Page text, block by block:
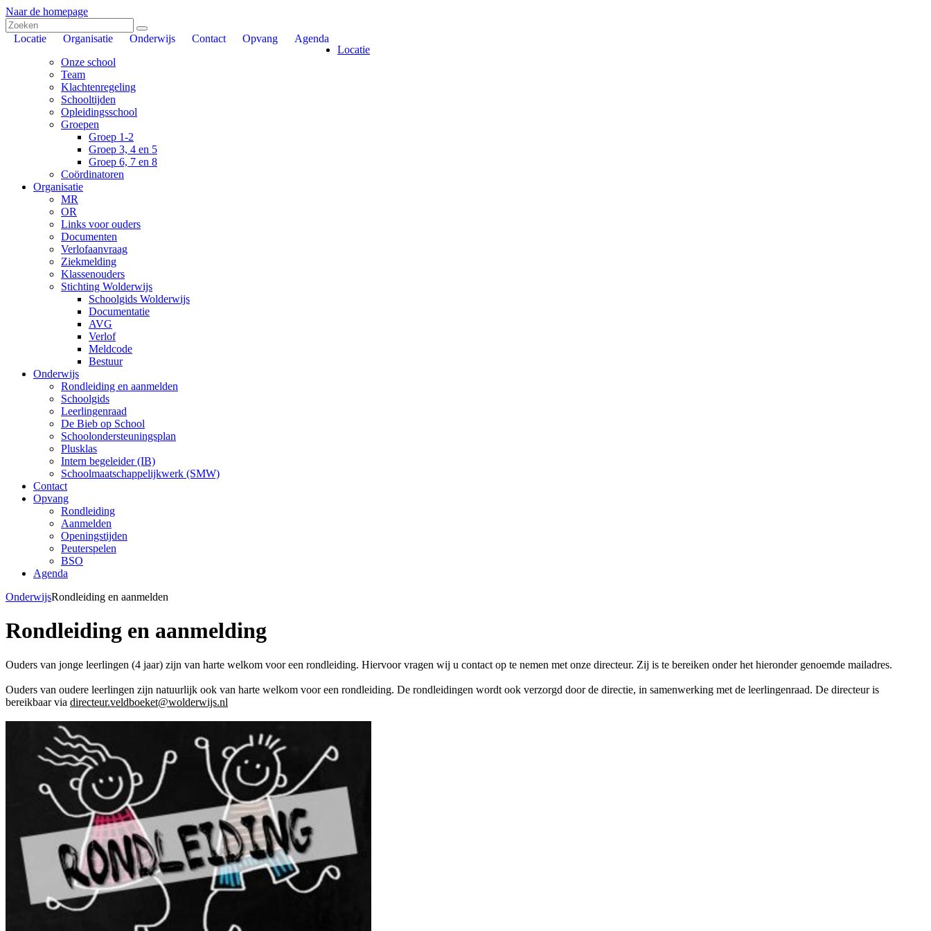
Naar de homepage
Locatie Organisatie Onderwijs Contact Opvang
Agenda
Locatie
Onze school
Team
Klachtenregeling
Schooltijden
Opleidingsschool
Groepen
Groep 1-2
Groep 3, 4 en 5
Groep 6, 7 en 8
Coördinatoren
Organisatie
MR
OR
Links voor ouders
Documenten
Verlofaanvraag
Ziekmelding
Klassenouders
Stichting Wolderwijs
Schoolgids Wolderwijs
Documentatie
AVG
Verlof
Meldcode
Bestuur
Onderwijs
Rondleiding en aanmelden
Schoolgids
Leerlingenraad
De Bieb op School
Schoolondersteuningsplan
Plusklas
Intern begeleider (IB)
Schoolmaatschappelijkwerk (SMW)
Contact
Opvang
Rondleiding
Aanmelden
Openingstijden
Peuterspelen
BSO
Agenda
OnderwijsRondleiding en aanmelden
Rondleiding en aanmelding
Ouders van jonge leerlingen (4 jaar) zijn van harte welkom voor een rondleiding. Hiervoor vragen wij u contact op te nemen met onze directeur. Zij is te bereiken onder het hieronder genoemde mailadres.
Ouders van oudere leerlingen zijn natuurlijk ook van harte welkom voor een rondleiding. De rondleidingen wordt ook verzorgd door de directie, in samenwerking met de leerlingenraad. De directeur is
bereikbaar via directeur.veldboeket@wolderwijs.nl